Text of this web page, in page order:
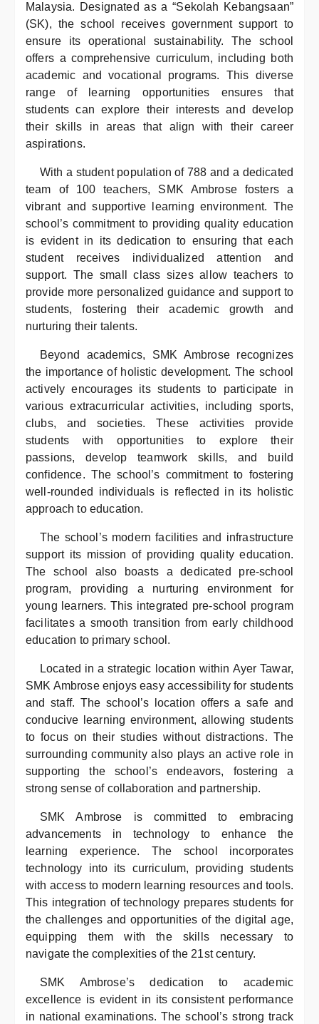
Malaysia. Designated as a “Sekolah Kebangsaan”
(SK), the school receives government support to
ensure its operational sustainability. The school
offers a comprehensive curriculum, including both
academic and vocational programs. This diverse
range of learning opportunities ensures that
students can explore their interests and develop
their skills in areas that align with their career
aspirations.
With a student population of 788 and a dedicated
team of 100 teachers, SMK Ambrose fosters a
vibrant and supportive learning environment. The
school’s commitment to providing quality education
is evident in its dedication to ensuring that each
student receives individualized attention and
support. The small class sizes allow teachers to
provide more personalized guidance and support to
students, fostering their academic growth and
nurturing their talents.
Beyond academics, SMK Ambrose recognizes
the importance of holistic development. The school
actively encourages its students to participate in
various extracurricular activities, including sports,
clubs, and societies. These activities provide
students with opportunities to explore their
passions, develop teamwork skills, and build
confidence. The school’s commitment to fostering
well-rounded individuals is reflected in its holistic
approach to education.
The school’s modern facilities and infrastructure
support its mission of providing quality education.
The school also boasts a dedicated pre-school
program, providing a nurturing environment for
young learners. This integrated pre-school program
facilitates a smooth transition from early childhood
education to primary school.
Located in a strategic location within Ayer Tawar,
SMK Ambrose enjoys easy accessibility for students
and staff. The school’s location offers a safe and
conducive learning environment, allowing students
to focus on their studies without distractions. The
surrounding community also plays an active role in
supporting the school’s endeavors, fostering a
strong sense of collaboration and partnership.
SMK Ambrose is committed to embracing
advancements in technology to enhance the
learning experience. The school incorporates
technology into its curriculum, providing students
with access to modern learning resources and tools.
This integration of technology prepares students for
the challenges and opportunities of the digital age,
equipping them with the skills necessary to
navigate the complexities of the 21st century.
SMK Ambrose’s dedication to academic
excellence is evident in its consistent performance
in national examinations. The school’s strong track